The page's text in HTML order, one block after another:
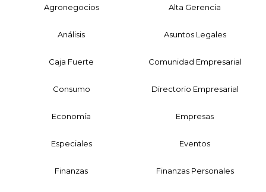
Agronegocios Alta Gerencia
Análisis Asuntos Legales
Caja Fuerte Comunidad Empresarial
Consumo Directorio Empresarial
Economía Empresas
Especiales Eventos
Finanzas Finanzas Personales